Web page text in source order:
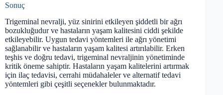
Sonuç
Trigeminal nevralji, yüz sinirini etkileyen şiddetli bir ağrı
bozukluğudur ve hastaların yaşam kalitesini ciddi şekilde
etkileyebilir. Uygun tedavi yöntemleri ile ağrı yönetimi
sağlanabilir ve hastaların yaşam kalitesi artırılabilir. Erken
teşhis ve doğru tedavi, trigeminal nevraljinin yönetiminde
kritik öneme sahiptir. Hastaların yaşam kalitelerini artırmak
için ilaç tedavisi, cerrahi müdahaleler ve alternatif tedavi
yöntemleri gibi çeşitli seçenekler bulunmaktadır.